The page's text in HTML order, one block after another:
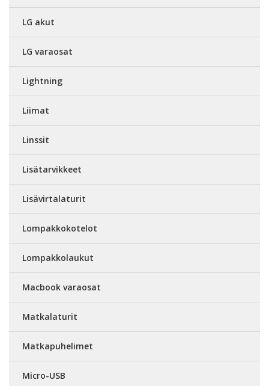
LG akut
LG varaosat
Lightning
Liimat
Linssit
Lisätarvikkeet
Lisävirtalaturit
Lompakkokotelot
Lompakkolaukut
Macbook varaosat
Matkalaturit
Matkapuhelimet
Micro-USB